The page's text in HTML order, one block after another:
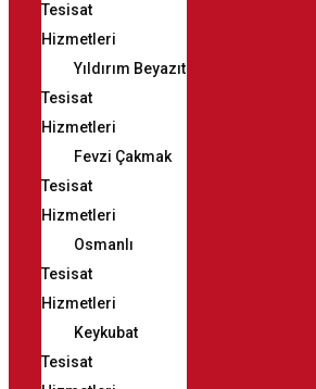
Tesisat
Hizmetleri
Yıldırım Beyazıt
Tesisat
Hizmetleri
Fevzi Çakmak
Tesisat
Hizmetleri
Osmanlı
Tesisat
Hizmetleri
Keykubat
Tesisat